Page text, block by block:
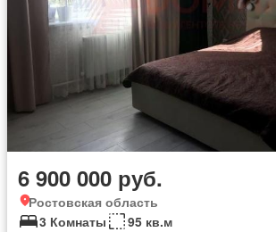
6 900 000 руб.
Ростовская область
3 Комнаты
95 кв.м